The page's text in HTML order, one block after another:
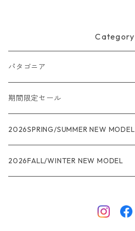
Category
パタゴニア
メンズ
R1
R1エア
ウィメンズ
R1
ジャケット・アウター
期間限定セール
★★★
レインウェアー
2026SPRING/SUMMER NEW MODEL
2026FALL/WINTER NEW MODEL